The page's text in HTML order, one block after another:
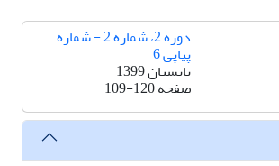
دوره 2، شماره 2 - شماره
پیاپی 6
تابستان 1399
صفحه109-120